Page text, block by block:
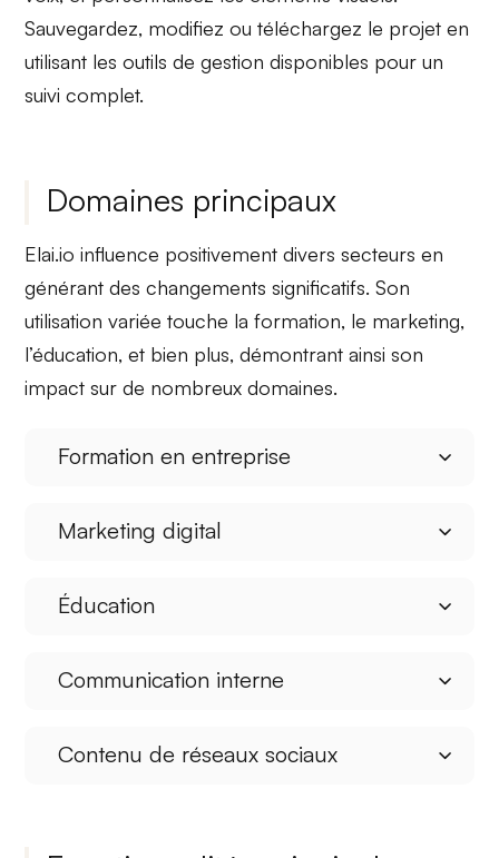
Sauvegardez, modifiez ou téléchargez le projet en
utilisant les outils de gestion disponibles pour un
suivi complet.
Domaines principaux
Elai.io influence positivement divers secteurs en
générant des changements significatifs. Son
utilisation variée touche la formation, le marketing,
l’éducation, et bien plus, démontrant ainsi son
impact sur de nombreux domaines.
Formation en entreprise
Marketing digital
Éducation
Communication interne
Contenu de réseaux sociaux